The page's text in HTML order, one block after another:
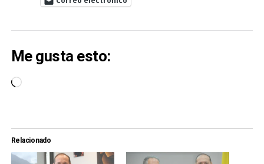
Me gusta esto:
Cargando...
Relacionado